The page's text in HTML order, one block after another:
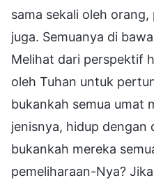
sama sekali oleh
juga. Semuanya di
Melihat dari perspektif
oleh Tuhan untuk
bukankah semua umat
jenisnya, hidup
bukankah mereka
pemeliharaan-Nya?